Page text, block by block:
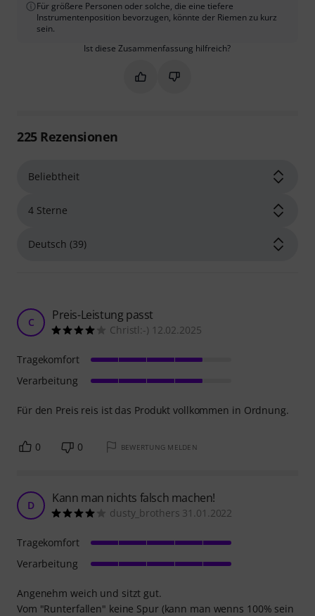
Für größere Personen oder solche, die eine tiefere
Instrumentenposition bevorzugen, könnte der Riemen zu kurz
sein.
Ist diese Zusammenfassung hilfreich?
Markieren Sie diese
Markieren Sie diese
225Rezensionen
C Preis-Leistung passt
Christl:-) 12.02.2025
Für den Preis reis ist das Produkt vollkommen in Ordnung.
Tragekomfort
Verarbeitung
0 0 BEWERTUNG MELDEN
D Kann man nichts falsch machen!
dusty_brothers 31.01.2022
Angenehm weich und sitzt gut.
Vom "Runterfallen" keine Spur (kann man wenns 100% sein
Tragekomfort
Verarbeitung